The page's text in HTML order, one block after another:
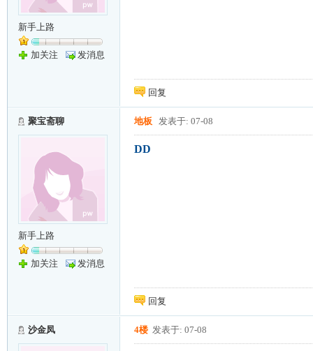
新手上路
加关注 发消息
回复
聚宝斋聊
新手上路
加关注 发消息
地板 发表于: 07-08
DD
回复
沙金凤 4楼 发表于: 07-08